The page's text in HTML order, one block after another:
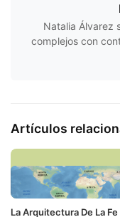
Natalia Álvarez
complejos con
Artículos
La Arquitectura De La Fe